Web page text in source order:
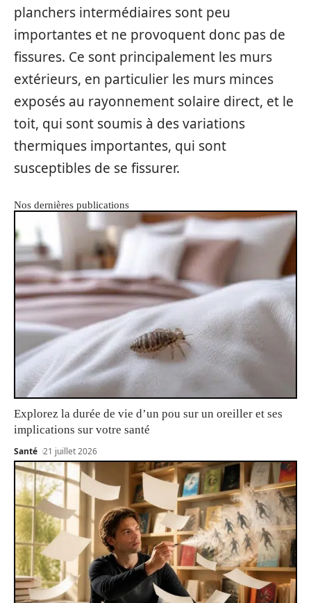
planchers intermédiaires sont peu
importantes et ne provoquent donc pas de
fissures. Ce sont principalement les murs
extérieurs, en particulier les murs minces
exposés au rayonnement solaire direct, et le
toit, qui sont soumis à des variations
thermiques importantes, qui sont
susceptibles de se fissurer.
Nos dernières publications
Explorez la durée de vie d’un pou sur un oreiller et ses
implications sur votre santé
Santé 21 juillet 2026